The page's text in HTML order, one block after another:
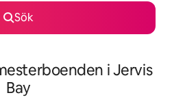
Sök
i Jervis
Bay